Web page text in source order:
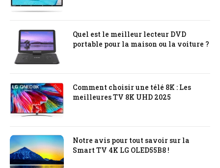
Quel est le meilleur lecteur DVD
portable pour la maison ou la voiture ?
Comment choisir une télé 8K : Les
meilleures TV 8K UHD 2025
Notre avis pour tout savoir sur la
Smart TV 4K LG OLED55B8 !